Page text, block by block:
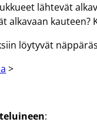
lähtevät
alkavaan
löytyvät
>
: